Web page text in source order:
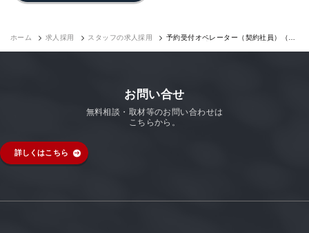
ホーム 求人採用 スタッフの求人採用
予約受付オペレーター（契約社員）（永
お問い合せ
無料相談・取材等のお問い合わせは
こちらから。
詳しくはこちら